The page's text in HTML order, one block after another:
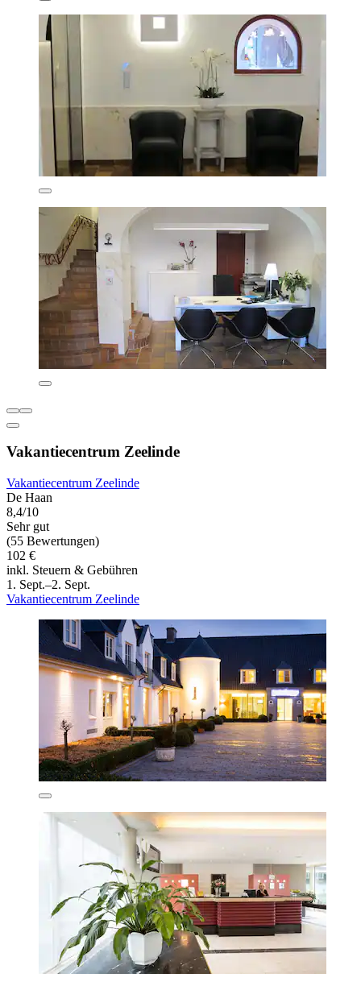
Vakantiecentrum Zeelinde
Vakantiecentrum Zeelinde
De Haan
8,4/10
Sehr gut
(55 Bewertungen)
102 €
inkl. Steuern & Gebühren
1. Sept.–2. Sept.
Vakantiecentrum Zeelinde